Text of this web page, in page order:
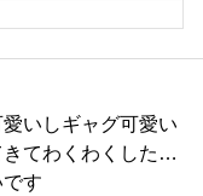
いしギャグ可愛い
きてわくわくした…
す